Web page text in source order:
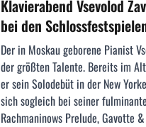
Klavierabend Vsevolod
bei den
Der in Moskau geborene Pianist
der größten Talente. Bereits im
er sein Solodebüt in der New
sich sogleich bei seiner
Rachmaninows Prelude, Gavotte